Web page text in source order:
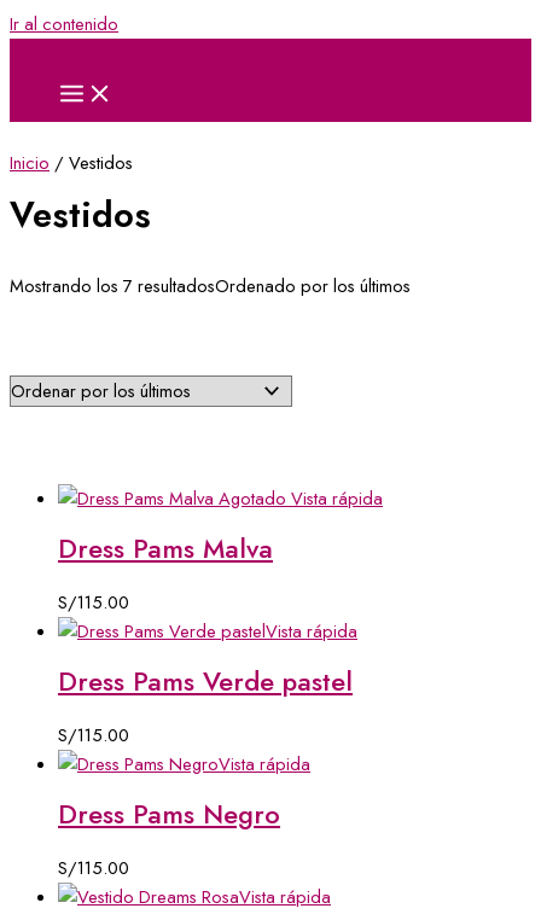
Ir al contenido
Inicio / Vestidos
Vestidos
Mostrando los 7 resultadosOrdenado por los últimos
Agotado Vista rápida
Dress Pams Malva
S/115.00
Vista rápida
Dress Pams Verde pastel
S/115.00
Vista rápida
Dress Pams Negro
S/115.00
Vista rápida